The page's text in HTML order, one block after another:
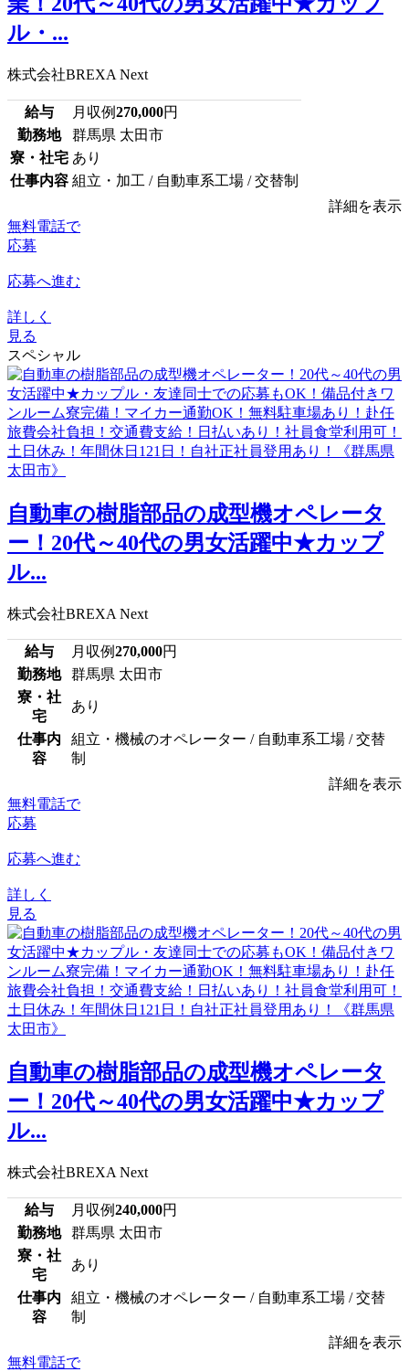
ル・...
株式会社BREXA Next
給与 月収例270,000円
勤務地
群馬県 太田市
寮・社宅 あり
仕事内容 組立・加工 / 自動車系工場 / 交替制
詳細を表示
無料電話で
応募
応募へ進む
詳しく
見る
スペシャル
自動車の樹脂部品の成型機オペレータ
ー！20代～40代の男女活躍中★カップ
ル...
株式会社BREXA Next
給与 月収例270,000円
勤務地
群馬県 太田市
寮・社
宅
あり
仕事内
容
組立・機械のオペレーター / 自動車系工場 / 交替
制
詳細を表示
無料電話で
応募
応募へ進む
詳しく
見る
自動車の樹脂部品の成型機オペレータ
ー！20代～40代の男女活躍中★カップ
ル...
株式会社BREXA Next
給与 月収例240,000円
勤務地
群馬県 太田市
寮・社
宅
あり
仕事内
容
組立・機械のオペレーター / 自動車系工場 / 交替
制
詳細を表示
無料電話で